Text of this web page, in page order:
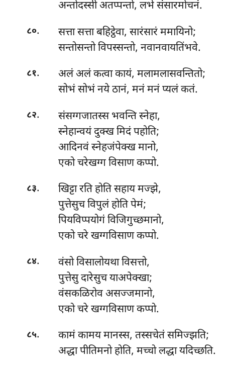
अन्तोदस्सी अतप्पन्तो, लभे संसारमोचनं.
८०. सत्तासत्ता बहिट्ठेवा, सारंसारं ममायिनो;
सन्तोसन्तो विपस्सन्तो, नवानवायतिंभवे.
८१. अलंअलं कत्वा कायं, मलामलासवन्तितो;
सोभं सोभं नये ठानं, मनं मनं प्यलं कतं.
८२.
संसग्गजातस्स भवन्ति स्नेहा,
स्नेहान्वयं दुक्ख मिदं पहोति;
आदिनवं स्नेहजंपेक्ख मानो,
एको चरेखग्ग विसाण कप्पो.
८३. खिट्टारति होति सहाय मज्झे,
पुत्तेसुच विपुलं होति पेमं;
पियविप्पयोगं विजिगुच्छमानो,
एको चरे खग्गविसाण कप्पो.
८४. वंसोविसालोयथा विसत्तो,
पुत्तेसु दारेसुच याअपेक्खा;
वंसकळिरोव असज्जमानो,
एको चरे खग्गविसाण कप्पो.
८५. कामंकामय मानस्स, तस्सचेतं समिज्झति;
अद्धा पीतिमनो होति, मच्चो लद्धा यदिच्छति.